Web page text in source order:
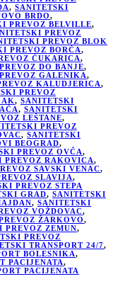
, SANITETSKI
BRDO,
PREVOZ BELVILLE,
PREVOZ
PREVOZ BLOK
PREVOZ BORČA,
ČUKARICA,
DO BANJE,
GALENIKA,
KALUDJERICA,
PREVOZ
, SANITETSKI
, SANITETSKI
LEŠTANE,
PREVOZ
, SANITETSKI
BEOGRAD,
PREVOZ OVČA,
PREVOZ RAKOVICA,
SAVSKI VENAC,
SLAVIJA,
PREVOZ STEPA
GRAD, SANITETSKI
, SANITETSKI
VOŽDOVAC,
ŽARKOVO,
PREVOZ ZEMUN,
PREVOZ
TRANSPORT 24/7,
BOLESNIKA,
PACIJENATA,
PACIJENATA